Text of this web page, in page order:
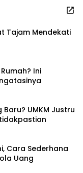
Tajam Mendekati
Ini
UMKM Justru
Cara Sederhana
Uang